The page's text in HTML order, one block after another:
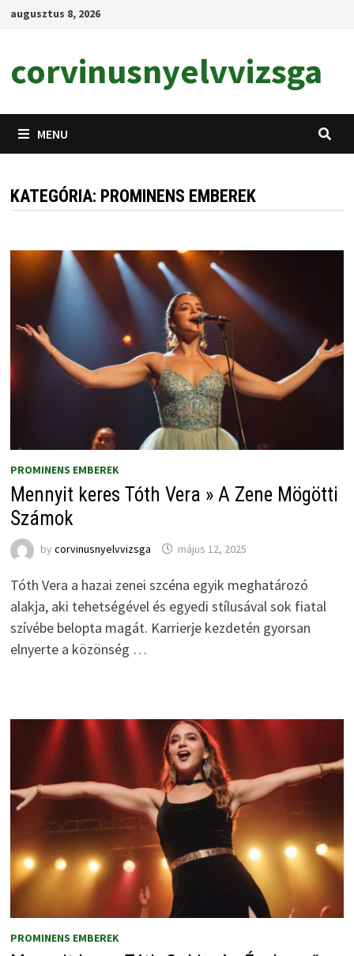
Skipaugusztus 8, 2026
corvinusnyelvvizsga
MENU
KATEGÓRIA: PROMINENS EMBEREK
PROMINENS EMBEREK
Mennyit keres Tóth Vera » A Zene Mögötti
Számok
by corvinusnyelvvizsga május 12, 2025
Tóth Vera a hazai zenei szcéna egyik meghatározó
alakja, aki tehetségével és egyedi stílusával sok fiatal
szívébe belopta magát. Karrierje kezdetén gyorsan
elnyerte a közönség …
PROMINENS EMBEREK